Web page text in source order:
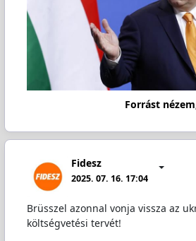
Forrást
Fidesz
2025. 07. 16. 17:04
Brüsszel azonnal vonja vissza az
költségvetési tervét!